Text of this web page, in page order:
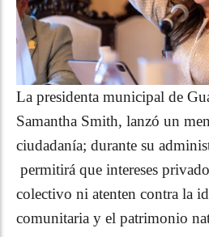
La presidenta municipal de
Samantha Smith, lanzó un
ciudadanía; durante su
permitirá que intereses
colectivo ni atenten contra la
comunitaria y el patrimonio